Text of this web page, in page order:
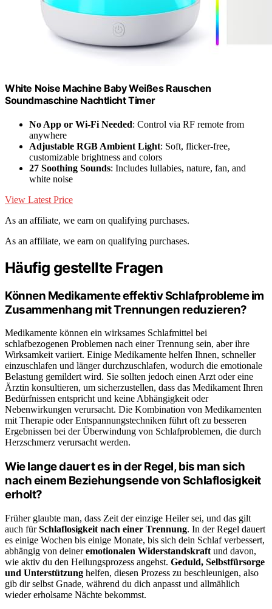
White Noise Machine Baby Weißes Rauschen
Soundmaschine Nachtlicht Timer
No App or Wi-Fi Needed: Control via RF remote from
anywhere
Adjustable RGB Ambient Light: Soft, flicker-free,
customizable brightness and colors
27 Soothing Sounds: Includes lullabies, nature, fan, and
white noise
View Latest Price
As an affiliate, we earn on qualifying purchases.
As an affiliate, we earn on qualifying purchases.
Häufig gestellte Fragen
Können Medikamente effektiv Schlafprobleme im
Zusammenhang mit Trennungen reduzieren?
Medikamente können ein wirksames Schlafmittel bei
schlafbezogenen Problemen nach einer Trennung sein, aber ihre
Wirksamkeit variiert. Einige Medikamente helfen Ihnen, schneller
einzuschlafen und länger durchzuschlafen, wodurch die emotionale
Belastung gemildert wird. Sie sollten jedoch einen Arzt oder eine
Ärztin konsultieren, um sicherzustellen, dass das Medikament Ihren
Bedürfnissen entspricht und keine Abhängigkeit oder
Nebenwirkungen verursacht. Die Kombination von Medikamenten
mit Therapie oder Entspannungstechniken führt oft zu besseren
Ergebnissen bei der Überwindung von Schlafproblemen, die durch
Herzschmerz verursacht werden.
Wie lange dauert es in der Regel, bis man sich
nach einem Beziehungsende von Schlaflosigkeit
erholt?
Früher glaubte man, dass Zeit der einzige Heiler sei, und das gilt
auch fürSchlaflosigkeit nach einer Trennung. In der Regel dauert
es einige Wochen bis einige Monate, bis sich dein Schlaf verbessert,
abhängig von deineremotionalen Widerstandskraft und davon,
wie aktiv du den Heilungsprozess angehst. Geduld, Selbstfürsorge
und Unterstützung helfen, diesen Prozess zu beschleunigen, also
gib dir selbst Gnade, während du dich anpasst und allmählich
wieder erholsame Nächte bekommst.